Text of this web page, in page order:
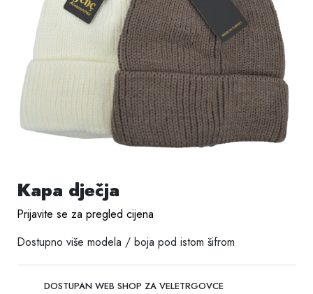
Kapa dječja
Prijavite se za pregled cijena
Dostupno više modela / boja pod istom šifrom
DOSTUPAN WEB SHOP ZA VELETRGOVCE